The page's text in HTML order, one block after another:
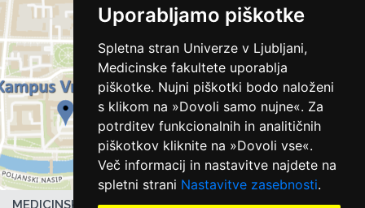
Uporabljamo piškotke
Spletna stran Univerze v Ljubljani,
Medicinske fakultete uporablja
piškotke. Nujni piškotki bodo naloženi
s klikom na »Dovoli samo nujne«. Za
potrditev funkcionalnih in analitičnih
piškotkov kliknite na »Dovoli vse«.
Več informacij in nastavitve najdete na
spletni strani Nastavitve zasebnosti.
MEDICINSKA FAKULTETA UL,